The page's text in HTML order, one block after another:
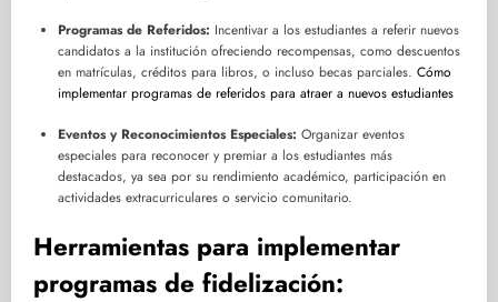
Programas de Referidos: Incentivar a los estudiantes a referir nuevos
candidatos a la institución ofreciendo recompensas, como descuentos
en matrículas, créditos para libros, o incluso becas parciales. Cómo
implementar programas de referidos para atraer a nuevos estudiantes
Eventos y Reconocimientos Especiales: Organizar eventos
especiales para reconocer y premiar a los estudiantes más
destacados, ya sea por su rendimiento académico, participación en
actividades extracurriculares o servicio comunitario.
Herramientas para implementar
programas de fidelización: